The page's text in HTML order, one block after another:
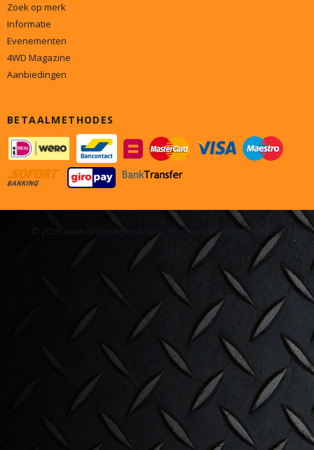
Zoek op merk
Informatie
Evenementen
4WD Magazine
Aanbiedingen
BETAALMETHODES
© 2026 www.onderdelen4x4.nl - Powered by Shoppagina.nl